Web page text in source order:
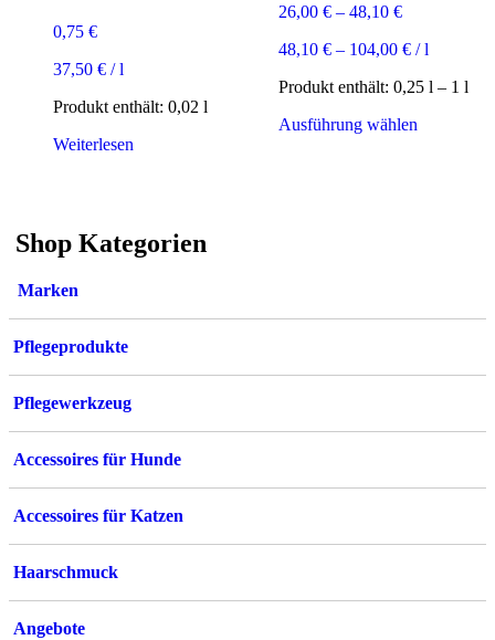
0,75 €
37,50 € /l
Produkt enthält: 0,02 l
Weiterlesen
26,00 €– 48,10 €
48,10 €– 104,00 €/l
Produkt enthält: 0,25 l – 1 l
Ausführung wählenDieses
der
werden
Shop Kategorien
Marken
Pflegeprodukte
Pflegewerkzeug
Accessoires für Hunde
Accessoires für Katzen
Haarschmuck
Angebote